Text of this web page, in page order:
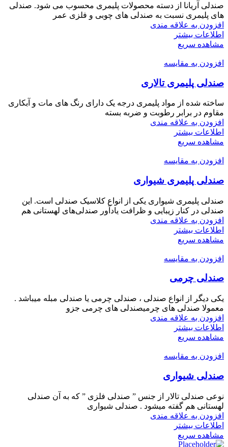
صندلی آریانا از دسته محصولات پلیمری محسوب می شود. صندلی
های پلیمری نسبت به صندلی های چوبی و فلزی عمر
افزودن به علاقه مندی
اطلاعات بیشتر
مشاهده سریع
افزودن به مقایسه
صندلی پلیمری تالاری
ساخته شده از مواد پلیمری درجه یک دارای رنگ های مات و آبکاری
مقاوم در برابر رطوبت و ضربه بسته
افزودن به علاقه مندی
اطلاعات بیشتر
مشاهده سریع
افزودن به مقایسه
صندلی پلیمری شیواری
صندلی پلیمری شیواری یکی از انواع کلاسیک صندلی است. این
صندلی در کنار زیبایی و ظرافت یادآور صندلی‌های لهستانی هم
افزودن به علاقه مندی
اطلاعات بیشتر
مشاهده سریع
افزودن به مقایسه
صندلی چرمی
یکی دیگر از انواع صندلی ، صندلی چرمی یا صندلی مبله میباشد .
معمولا صندلی های چرمیصندلی های چرمی جزو
افزودن به علاقه مندی
اطلاعات بیشتر
مشاهده سریع
افزودن به مقایسه
صندلی شیواری
نوعی صندلی تالار از جنس ” صندلی فلزی ” که به آن صندلی
لهستانی هم گفته میشود . صندلی شیواری
افزودن به علاقه مندی
اطلاعات بیشتر
مشاهده سریع